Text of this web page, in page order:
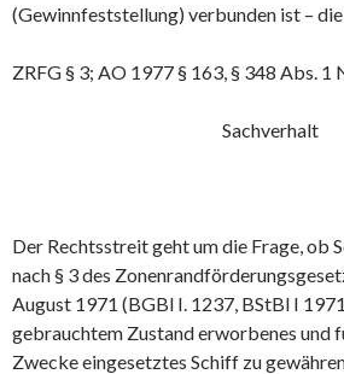
(Gewinnfeststellung) verbunden ist –
ZRFG § 3; AO 1977 § 163, § 348 Abs. 1
Sachverhalt
Der Rechtsstreit geht um die Frage, ob
nach § 3 des
August 1971 (BGBl I. 1237, BStBl I
gebrauchtem Zustand erworbenes und
Zwecke eingesetztes Schiff zu